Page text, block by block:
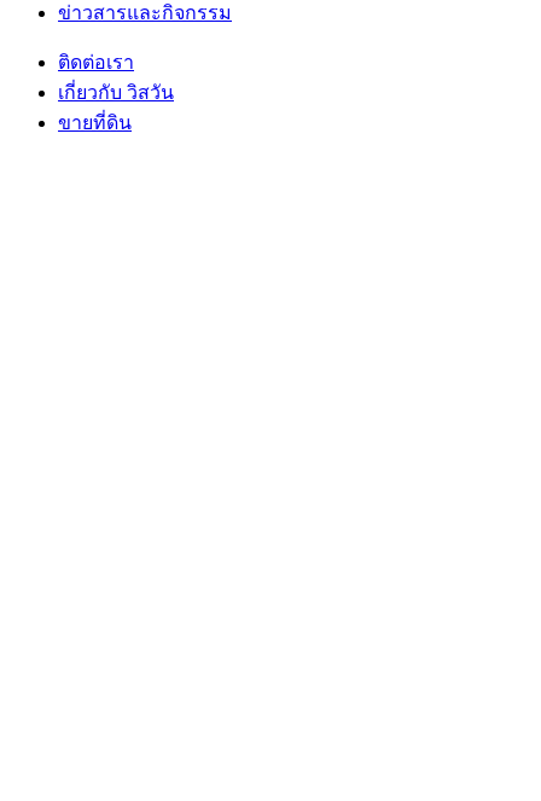
ข่าวสารและกิจกรรม
ติดต่อเรา
เกี่ยวกับ วิสวัน
ขายที่ดิน